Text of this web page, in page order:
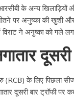
के अन्य
पर अनुष्का की खुशी और
ने अनुष्का को गले
दूसरी
(RCB) के लिए पिछला
दूसरी बार ट्रॉफी पर